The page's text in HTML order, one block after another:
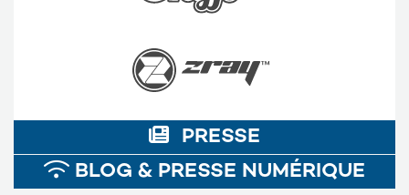
PRESSE
BLOG & PRESSE NUMÉRIQUE